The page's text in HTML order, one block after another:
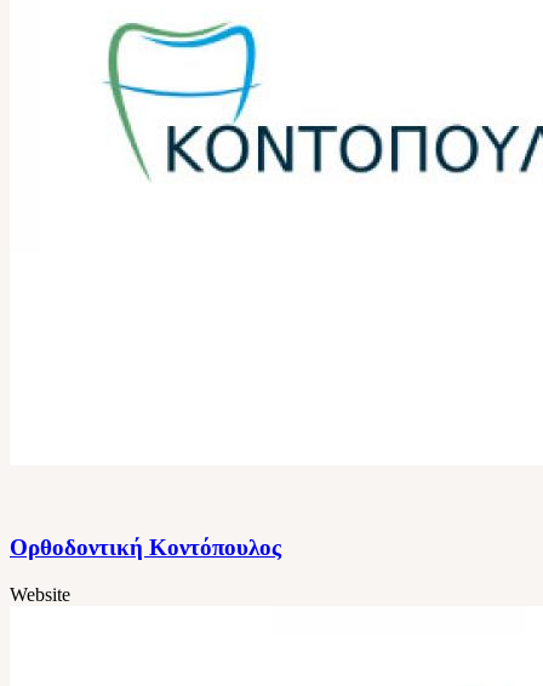
Ορθοδοντική Κοντόπουλος
Website